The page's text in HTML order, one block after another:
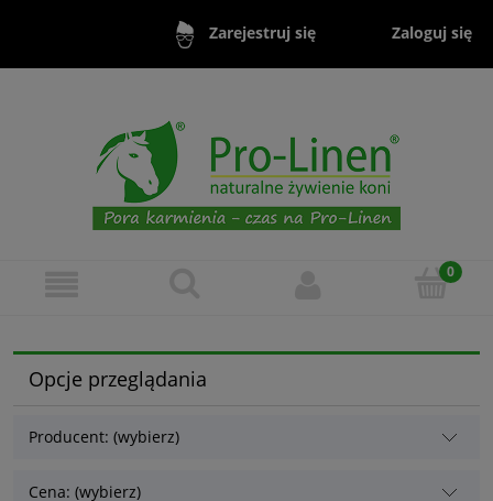
Zarejestruj się Zaloguj się
Opcje przeglądania
Producent: (wybierz)
Cena: (wybierz)